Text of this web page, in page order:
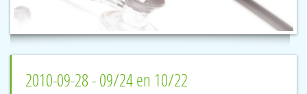
2010-09-28 - 09/24 en 10/22